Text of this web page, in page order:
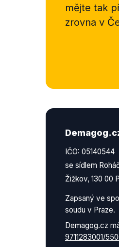
mějte tak
zrovna v
IČO: 05140544
se sídlem
Žižkov, 130 00
Zapsaný ve
soudu v Praze.
Demagog.cz
9711283001/